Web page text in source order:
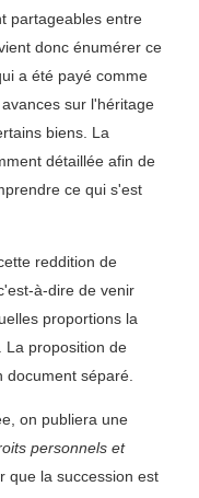
partageables entre
donc énumérer ce
a été payé comme
sur l'héritage
biens. La
détaillée afin de
ce qui s'est
reddition de
à-dire de venir
proportions la
La proposition de
séparé.
on publiera une
personnels et
que la succession est